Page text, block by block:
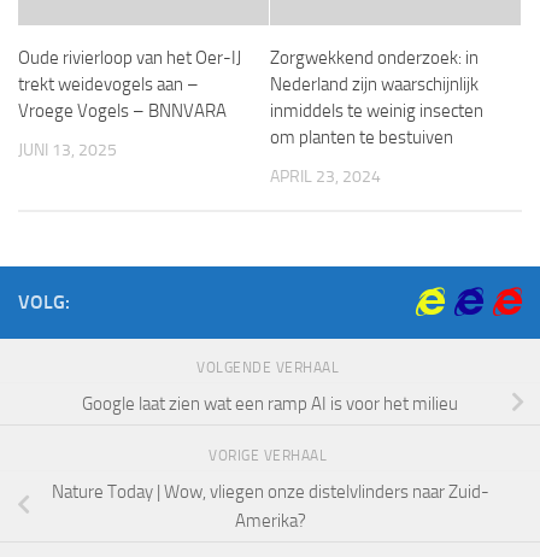
Oude rivierloop van het Oer-IJ
trekt weidevogels aan –
Vroege Vogels – BNNVARA
JUNI 13, 2025
Zorgwekkend onderzoek: in
Nederland zijn waarschijnlijk
inmiddels te weinig insecten
om planten te bestuiven
APRIL 23, 2024
VOLG:
VOLGENDE VERHAAL
Google laat zien wat een ramp AI is voor het milieu
VORIGE VERHAAL
Nature Today | Wow, vliegen onze distelvlinders naar Zuid-
Amerika?